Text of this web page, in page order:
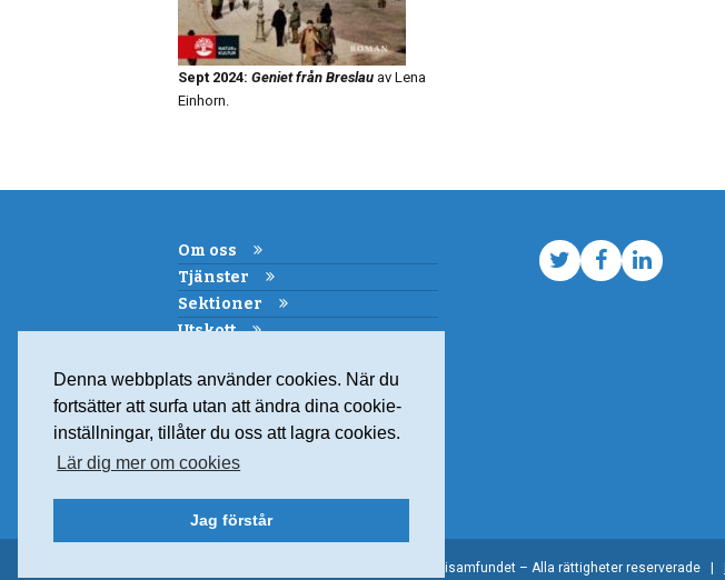
Denna webbplats använder cookies. När du
fortsätter att surfa utan att ändra dina cookie-
inställningar, tillåter du oss att lagra cookies.
Lär dig mer om cookies
Jag förstår
Sept 2024: Geniet från Breslau av Lena
Einhorn.
Om oss
Tjänster
Sektioner
Utskott
Samarbeten
Medlemskap
Kontakt
TwitterFacebook
LinkedIn
© 2015 Svenska Kemisamfundet – Alla rättigheter reserverade |